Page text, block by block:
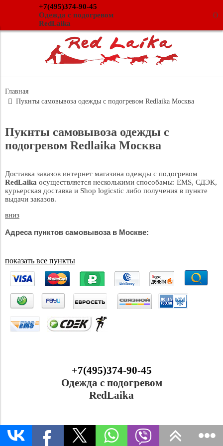
+7(495)374-90-45
Одежда с подогревом
RedLaika
()
Главная
Пукнты самовывоза одежды с подогревом Redlaika Москва
Пукнты самовывоза одежды с
подогревом Redlaika Москва
Доставка заказов интернет магазина одежды с подогревом
RedLaika осуществляется несколькими способамы: EMS, СДЭК,
курьерская доставка и Shop logicstic либо получения в пункте
выдачи заказов.
вниз
Адреса пунктов самовывоза в Москве:
показать все пункты
+7(495)374-90-45
Одежда с подогревом
RedLaika